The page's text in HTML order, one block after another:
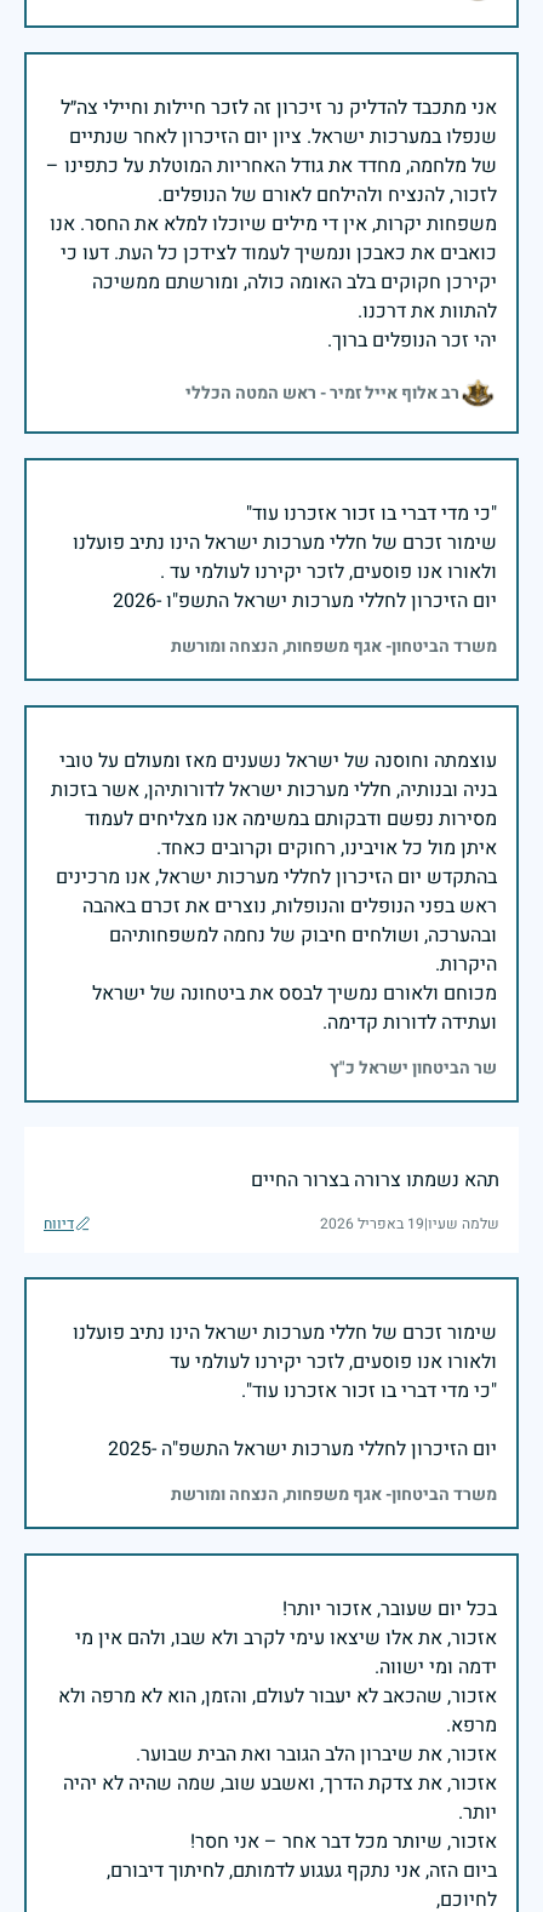
אני מתכבד להדליק נר זיכרון זה לזכר חיילות וחיילי צה״ל
שנפלו במערכות ישראל. ציון יום הזיכרון לאחר שנתיים
של מלחמה, מחדד את גודל האחריות המוטלת על כתפינו –
משפחות יקרות, אין די מילים שיוכלו למלא את החסר. אנו
כואבים את כאבכן ונמשיך לעמוד לצידכן כל העת. דעו כי
יקירכן חקוקים בלב האומה כולה, ומורשתם ממשיכה
יהי זכר הנופלים ברוך.
רב אלוף אייל זמיר - ראש המטה הכללי
שימור זכרם של חללי מערכות ישראל הינו נתיב פועלנו
יום הזיכרון לחללי מערכות ישראל התשפ"ו -2026
משרד הביטחון- אגף משפחות, הנצחה ומורשת
עוצמתה וחוסנה של ישראל נשענים מאז ומעולם על טובי
בניה ובנותיה, חללי מערכות ישראל לדורותיהן, אשר בזכות
מסירות נפשם ודבקותם במשימה אנו מצליחים לעמוד
בהתקדש יום הזיכרון לחללי מערכות ישראל, אנו מרכינים
ראש בפני הנופלים והנופלות, נוצרים את זכרם באהבה
ובהערכה, ושולחים חיבוק של נחמה למשפחותיהם
מכוחם ולאורם נמשיך לבסס את ביטחונה של ישראל
ועתידה לדורות קדימה.
שר הביטחון ישראל כ"ץ
תהא נשמתו צרורה בצרור החיים
שלמה שעיו|19 באפריל 2026 דיווח
שימור זכרם של חללי מערכות ישראל הינו נתיב פועלנו
יום הזיכרון לחללי מערכות ישראל התשפ"ה -2025
משרד הביטחון- אגף משפחות, הנצחה ומורשת
אזכור, את אלו שיצאו עימי לקרב ולא שבו, ולהם אין מי
אזכור, שהכאב לא יעבור לעולם, והזמן, הוא לא מרפה ולא
אזכור, את צדקת הדרך, ואשבע שוב, שמה שהיה לא יהיה
ביום הזה, אני נתקף געגוע לדמותם, לחיתוך דיבורם,